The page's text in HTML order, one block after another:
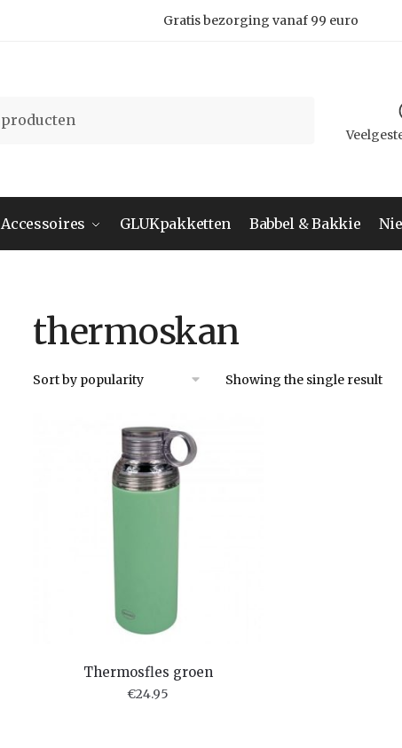
Gratis bezorging vanaf 99 euro
Accessoires GLUKpakketten Babbel & Bakkie
thermoskan
Showing the single result
Thermosfles groen
€24.95